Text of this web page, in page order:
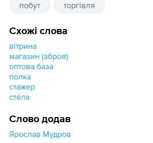
побут торгівля
Схожі слова
вітрина
магазин (зброя)
оптова база
полка
стажер
сте́ла
Слово додав
Ярослав Мудров